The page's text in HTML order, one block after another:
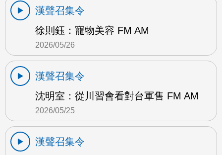
漢聲召集令
徐則鈺：寵物美容 FM AM
2026/05/26
漢聲召集令
沈明室：從川習會看對台軍售 FM AM
2026/05/25
漢聲召集令